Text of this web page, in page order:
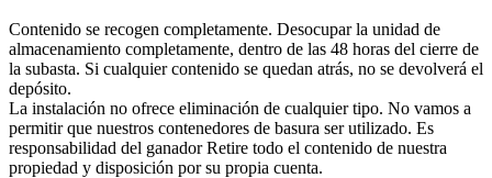
Contenido se recogen completamente. Desocupar la unidad de
almacenamiento completamente, dentro de las 48 horas del cierre de
la subasta. Si cualquier contenido se quedan atrás, no se devolverá el
depósito.
La instalación no ofrece eliminación de cualquier tipo. No vamos a
permitir que nuestros contenedores de basura ser utilizado. Es
responsabilidad del ganador Retire todo el contenido de nuestra
propiedad y disposición por su propia cuenta.